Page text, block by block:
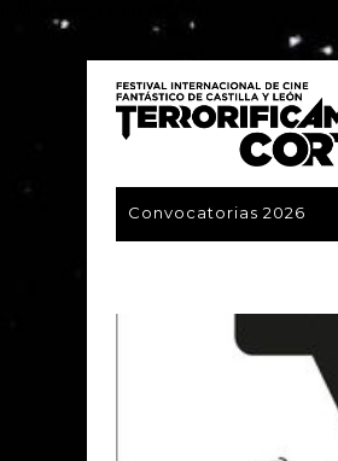
Convocatorias 2026